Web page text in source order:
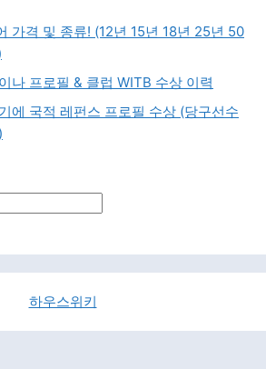
가격 및 종류! (12년 15년 18년 25년 50
나 프로필 & 클럽 WITB 수상 이력
에 국적 레펀스 프로필 수상 (당구선수
하우스위키